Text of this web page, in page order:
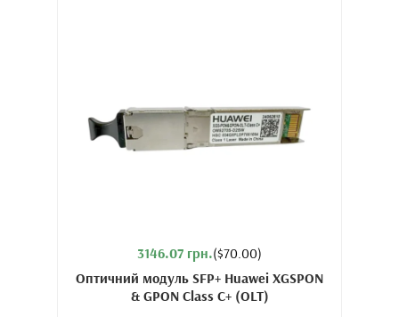
3146.07 грн.($70.00)
Оптичний модуль SFP+ Huawei XGSPON
& GPON Class C+ (OLT)